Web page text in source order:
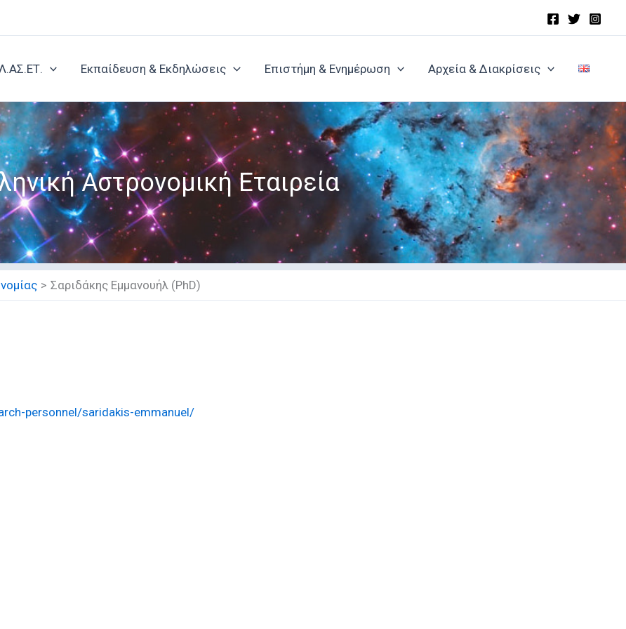
Εκπαίδευση & Εκδηλώσεις Επιστήμη & Ενημέρωση Αρχεία & Διακρίσεις
Αστρονομική Εταιρεία
Σαριδάκης Εμμανουήλ (PhD)
personnel/saridakis-emmanuel/